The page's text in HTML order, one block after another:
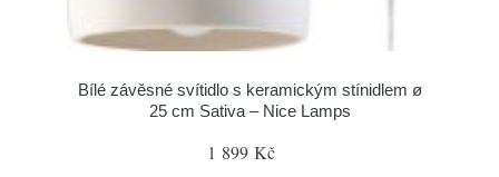
Bílé závěsné svítidlo s keramickým stínidlem ø
25 cm Sativa – Nice Lamps
1 899 Kč